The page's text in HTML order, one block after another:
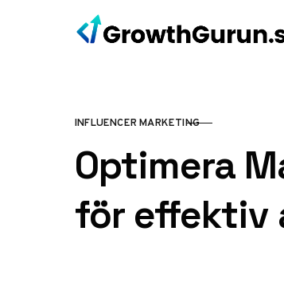
Hoppa till innehåll
KATEGORI
INFLUENCER MARKETING
Optimera
för effektiv